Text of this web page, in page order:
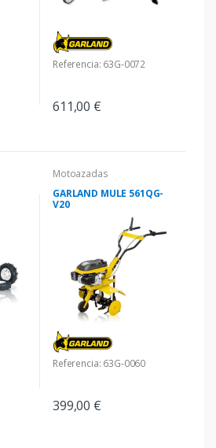
Referencia: 63G-0072
611,00 €
Motoazadas
GARLAND MULE 561QG-
V20
Referencia: 63G-0060
399,00 €